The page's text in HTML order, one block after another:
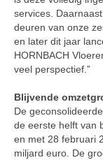
services.
deuren van onze
en later dit jaar
HORNBACH
veel perspectief.”
Blijvende
De
de eerste helft van
en met 28 februari
miljard euro. De